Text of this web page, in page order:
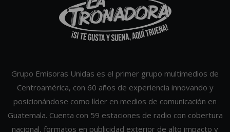
Grupo Emisoras Unidas es el primer grupo multimedios de
Centroamérica, con 60 años de experiencia innovando y
posicionándose como líder en medios de comunicación en
Guatemala. Cuenta con 59 estaciones de radio con cobertura
nacional, formatos en publicidad exterior de alto impacto y